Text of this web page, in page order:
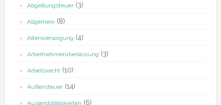
Abgeltungsteuer(3)
Allgemein (8)
Altersversorgung (4)
Arbeitnehmerüberlassung (3)
Arbeitsrecht(10)
Außensteuer(14)
Auslandstätigkeiten (6)